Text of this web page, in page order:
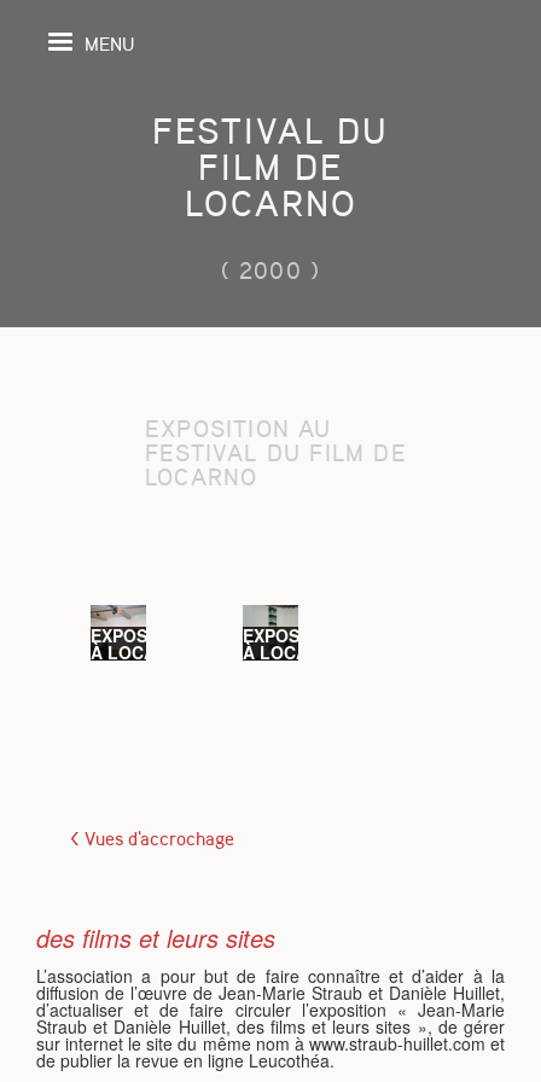
MENU
FESTIVAL DU
FILM DE
LOCARNO
( 2000 )
EXPOSITION AU
FESTIVAL DU FILM DE
LOCARNO
EXPOSITION
À LOCARNO
EXPOSITION
À LOCARNO
< Vues d'accrochage
des films et leurs sites
L’association a pour but de faire connaître et d’aider à la
diffusion de l’œuvre de Jean-Marie Straub et Danièle Huillet,
d’actualiser et de faire circuler l’exposition « Jean-Marie
Straub et Danièle Huillet, des films et leurs sites », de gérer
sur internet le site du même nom à www.straub-huillet.com et
de publier la revue en ligne Leucothéa.